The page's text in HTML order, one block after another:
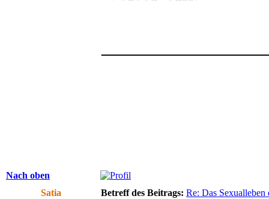
Nach oben
Satia
Betreff des Beitrags: Re: Das